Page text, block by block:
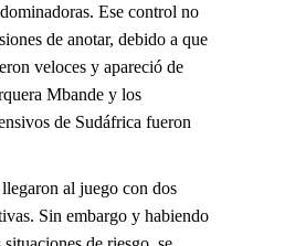
Ese control no
de anotar, debido a que
veloces y apareció de
Mbande y los
de Sudáfrica fueron
al juego con dos
Sin embargo y habiendo